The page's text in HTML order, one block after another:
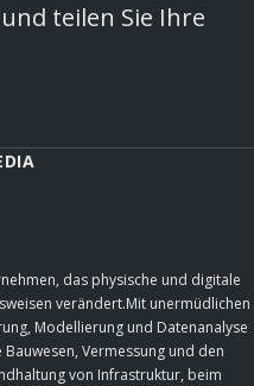
teilen Sie Ihre
das physische und digitale
verändert.Mit unermüdlichen
Modellierung und Datenanalyse
Vermessung und den
von Infrastruktur, beim